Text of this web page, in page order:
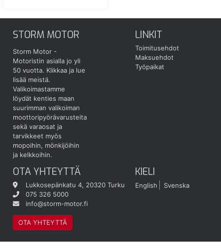
STORM MOTOR
Storm Motor -
Motoristin asialla jo yli
50 vuotta. Klikkaa ja lue
lisää meistä.
Valikoimastamme
löydät kenties maan
suurimman valikoiman
moottoripyörävarusteita
sekä varaosat ja
tarvikkeet myös
mopoihin, mönkijöihin
ja kelkkoihin.
LINKIT
Toimitusehdot
Maksuehdot
Työpaikat
OTA YHTEYTTÄ
Lukkosepänkatu 4, 20320 Turku
075 326 5000
info@storm-motor.fi
OTA YHTEYTTÄ
KIELI
English Svenska